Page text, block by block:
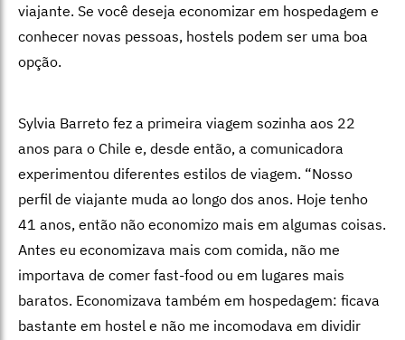
viajante. Se você deseja economizar em hospedagem e
conhecer novas pessoas, hostels podem ser uma boa
opção.
Sylvia Barreto fez a primeira viagem sozinha aos 22
anos para o Chile e, desde então, a comunicadora
experimentou diferentes estilos de viagem. “Nosso
perfil de viajante muda ao longo dos anos. Hoje tenho
41 anos, então não economizo mais em algumas coisas.
Antes eu economizava mais com comida, não me
importava de comer fast-food ou em lugares mais
baratos. Economizava também em hospedagem: ficava
bastante em hostel e não me incomodava em dividir